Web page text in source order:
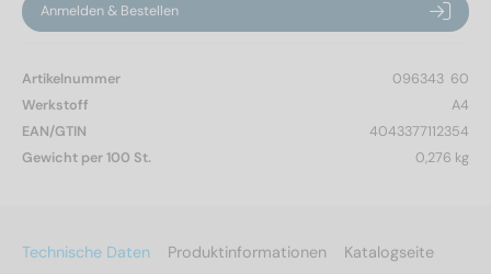
Anmelden & Bestellen
Artikelnummer
096343  60
Werkstoff
A4
EAN/GTIN
4043377112354
Gewicht per 100 St.
0,276 kg
Technische Daten Produktinformationen Katalogseite